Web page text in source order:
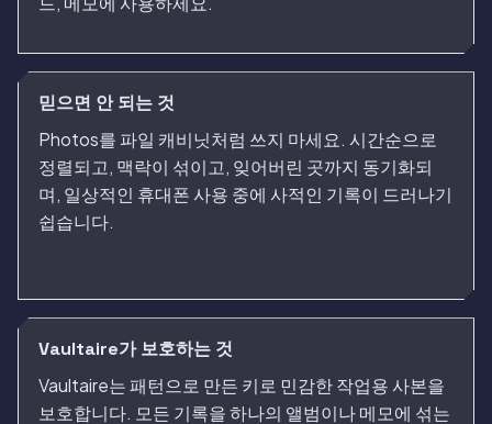
믿으면 안 되는 것
Photos를 파일 캐비닛처럼 쓰지 마세요. 시간순으로
정렬되고, 맥락이 섞이고, 잊어버린 곳까지 동기화되
며, 일상적인 휴대폰 사용 중에 사적인 기록이 드러나기
쉽습니다.
Vaultaire가 보호하는 것
Vaultaire는 패턴으로 만든 키로 민감한 작업용 사본을
보호합니다. 모든 기록을 하나의 앨범이나 메모에 섞는